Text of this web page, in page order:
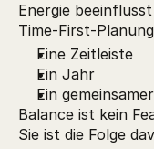
Energie
Time-First-
Eine Zeitleiste
Ein Jahr
Ein
Balance ist kein
Sie ist die Folge